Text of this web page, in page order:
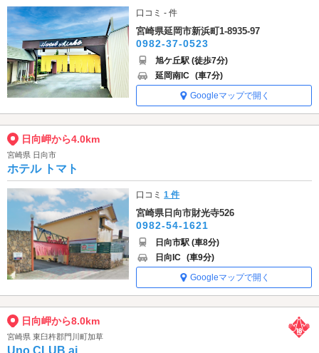
口コミ - 件
宮崎県延岡市新浜町1-8935-97
0982-37-0523
旭ケ丘駅 (徒歩7分)
延岡南IC (車7分)
Googleマップで開く
日向岬から4.0km
宮崎県 日向市
ホテル トマト
口コミ1 件
宮崎県日向市財光寺526
0982-54-1621
日向市駅 (車8分)
日向IC (車9分)
Googleマップで開く
日向岬から8.0km
宮崎県 東臼杵郡門川町加草
Uno CLUB ai